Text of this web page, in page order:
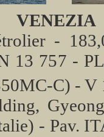
-
13 757 -
C) - V
- Pav.